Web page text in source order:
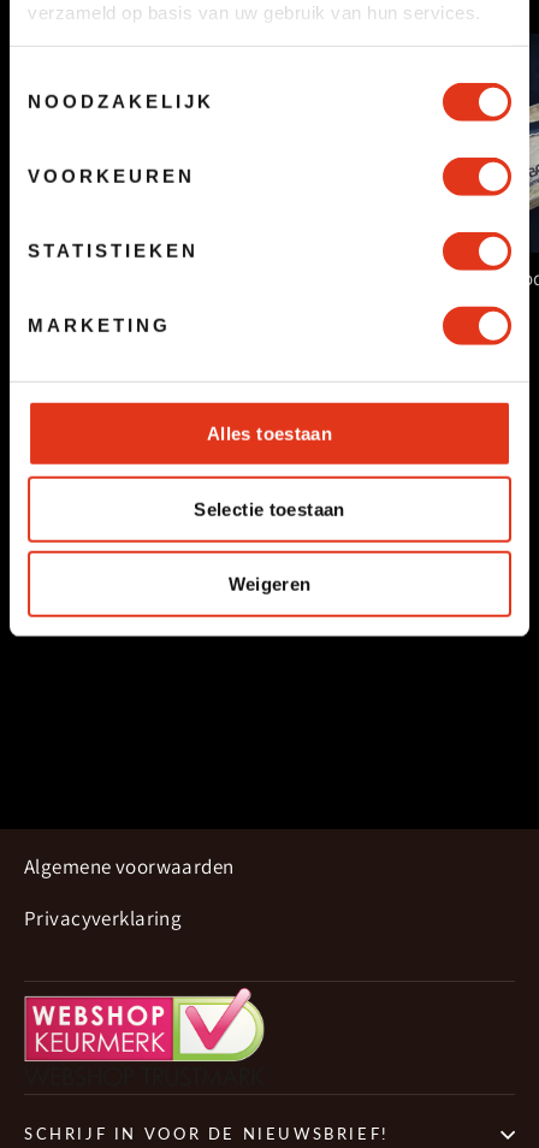
verzameld op basis van uw gebruik van hun services.
NOODZAKELIJK
VOORKEUREN
STATISTIEKEN
MARKETING
Alles toestaan
Selectie toestaan
Weigeren
€1,00
Broodmes &
Algemene voorwaarden
Privacyverklaring
SCHRIJF IN VOOR DE NIEUWSBRIEF!